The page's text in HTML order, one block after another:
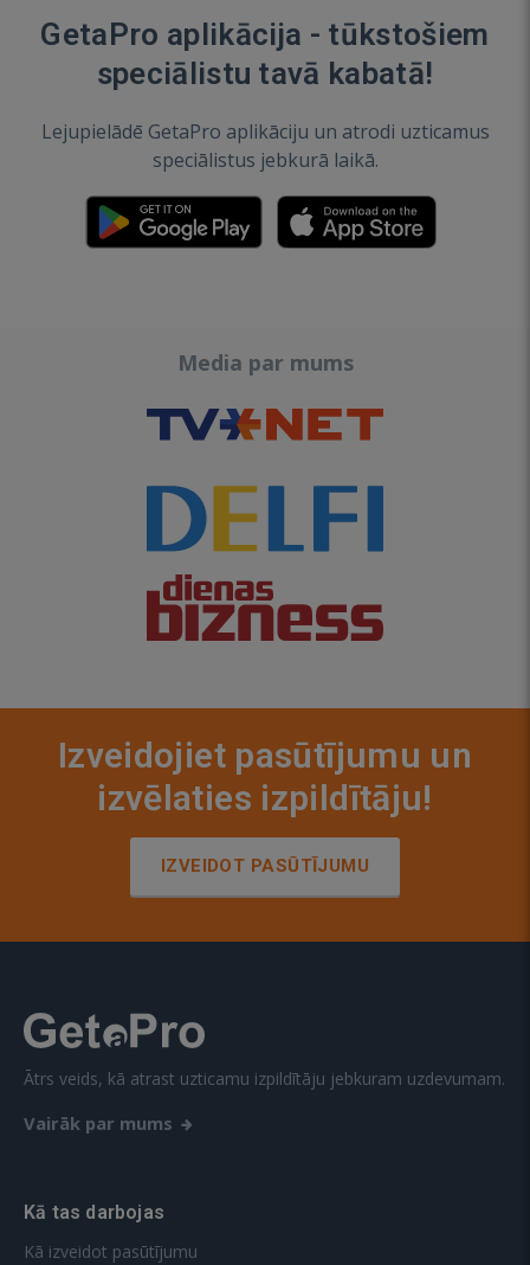
GetaPro aplikācija - tūkstošiem
speciālistu tavā kabatā!
Lejupielādē GetaPro aplikāciju un atrodi uzticamus
speciālistus jebkurā laikā.
Media par mums
Izveidojiet pasūtījumu un
izvēlaties izpildītāju!
IZVEIDOT PASŪTĪJUMU
Ātrs veids, kā atrast uzticamu izpildītāju jebkuram uzdevumam.
Vairāk par mums
Kā tas darbojas
Kā izveidot pasūtījumu